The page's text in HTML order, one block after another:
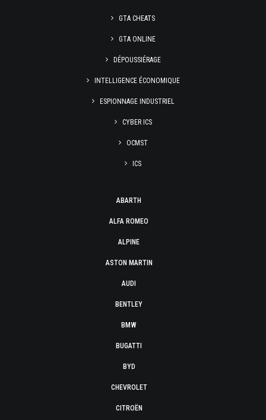
GTA CHEATS
GTA ONLINE
DÉPOUSSIÉRAGE
INTELLIGENCE ÉCONOMIQUE
ESPIONNAGE INDUSTRIEL
CYBER ICS
OCMST
ICS
ABARTH
ALFA ROMEO
ALPINE
ASTON MARTIN
AUDI
BENTLEY
BMW
BUGATTI
BYD
CHEVROLET
CITROËN